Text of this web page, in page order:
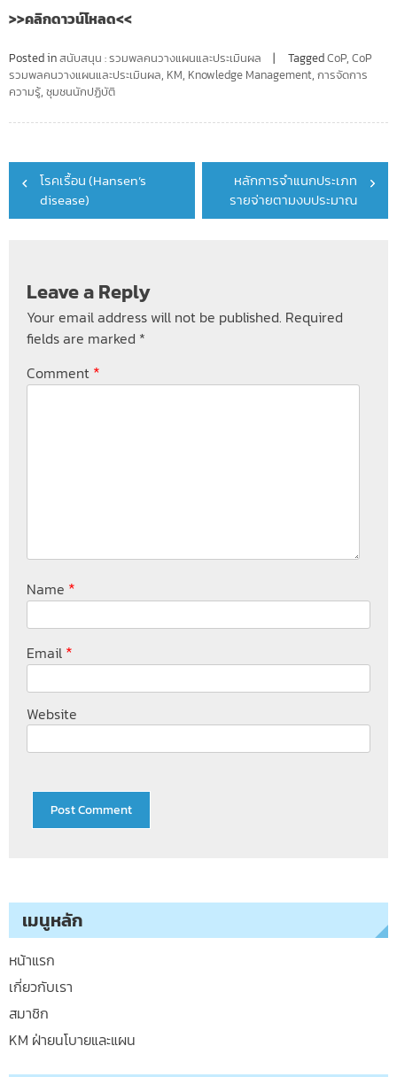
>>คลิกดาวน์โหลด<<
Posted inสนับสนุน : รวมพลคนวางแผนและประเมินผล TaggedCoP, CoP
รวมพลคนวางแผนและประเมินผล, KM, Knowledge Management, การจัดการ
ความรู้, ชุมชนนักปฏิบัติ
Post
navigation
โรคเรื้อน (Hansen’s
disease)
หลักการจำแนกประเภท
รายจ่ายตามงบประมาณ
Leave a Reply
Your email address will not be published. Required
fields are marked *
Comment *
Name *
Email *
Website
เมนูหลัก
หน้าแรก
เกี่ยวกับเรา
สมาชิก
KM ฝ่ายนโบายและแผน